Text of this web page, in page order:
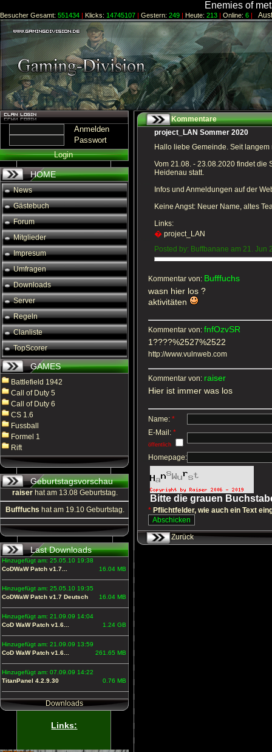
Enemies of
Besucher Gesamt: 551434 | Klicks: 14745107 | Gestern: 249 | Heute: 213 | Online: 6 |
Anmelden
Passwort
Login
HOME
News
Gästebuch
Forum
Mitglieder
Impresum
Umfragen
Downloads
Server
Regeln
Clanliste
TopScorer
GAMES
Battlefield 1942
Call of Duty 5
Call of Duty 6
CS 1.6
Fussball
Formel 1
Rift
Geburtstagsvorschau
raiser hat am 13.08 Geburtstag.
Bufffuchs hat am 19.10 Geburtstag.
Last Downloads
Hinzugefügt am: 25.05.10 19:38
CoDWaW Patch v1.7...
16.04 MB
Hinzugefügt am: 25.05.10 19:35
CoDWaW Patch v1.7 Deutsch
16.04 MB
Hinzugefügt am: 21.09.09 14:04
CoD WaW Patch v1.6...
1.24 GB
Hinzugefügt am: 21.09.09 13:59
CoD WaW Patch v1.6...
261.65 MB
Hinzugefügt am: 07.09.09 14:22
TitanPanel 4.2.9.30
0.76 MB
Downloads
Links:
Kommentare
project_LAN Sommer 2020
Hallo liebe Gemeinde. Seit
Vom 21.08. - 23.08.2020 findet die
Heidenau statt.
Infos und Anmeldungen auf der
Keine Angst: Neuer Name, altes
Links:
� project_LAN
Posted by: Buffbanane am 21. Jun
Kommentar von: Bufffuchs
wasn hier los ?
aktivitäten
Kommentar von: fnfOzvSR
1????%2527%2522
http://www.vulnweb.com
Kommentar von: raiser
Hier ist immer was los
Name: *
E-Mail: *
öffentlich
Homepage:
Bitte die grauen
* Pflichtfelder, wie auch ein Text
Zurück